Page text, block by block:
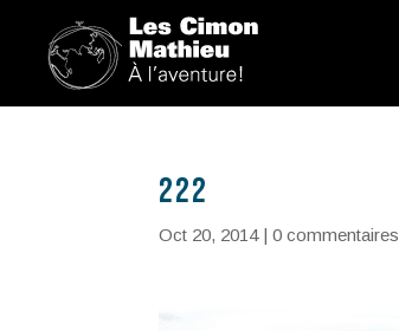
222
Oct 20, 2014|0 commentaires